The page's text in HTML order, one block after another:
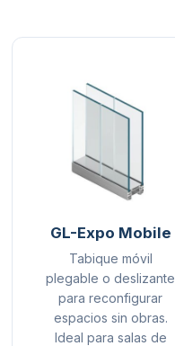
GL-Expo Mobile
Tabique móvil
plegable o deslizante
para reconfigurar
espacios sin obras.
Ideal para salas de